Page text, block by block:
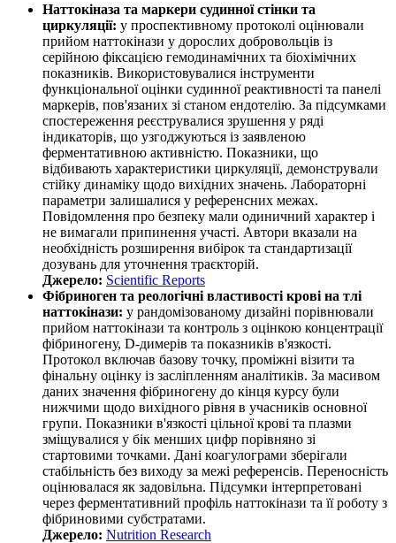
Наттокіназа та маркери судинної стінки та
циркуляції: у проспективному протоколі оцінювали
прийом наттокінази у дорослих добровольців із
серійною фіксацією гемодинамічних та біохімічних
показників. Використовувалися інструменти
функціональної оцінки судинної реактивності та панелі
маркерів, пов'язаних зі станом ендотелію. За підсумками
спостереження реєструвалися зрушення у ряді
індикаторів, що узгоджуються із заявленою
ферментативною активністю. Показники, що
відбивають характеристики циркуляції, демонстрували
стійку динаміку щодо вихідних значень. Лабораторні
параметри залишалися у референсних межах.
Повідомлення про безпеку мали одиничний характер і
не вимагали припинення участі. Автори вказали на
необхідність розширення вибірок та стандартизації
дозувань для уточнення траєкторій.
Джерело: Scientific Reports
Фібриноген та реологічні властивості крові на тлі
наттокінази: у рандомізованому дизайні порівнювали
прийом наттокінази та контроль з оцінкою концентрації
фібриногену, D‑димерів та показників в'язкості.
Протокол включав базову точку, проміжні візити та
фінальну оцінку із засліпленням аналітиків. За масивом
даних значення фібриногену до кінця курсу були
нижчими щодо вихідного рівня в учасників основної
групи. Показники в'язкості цільної крові та плазми
зміщувалися у бік менших цифр порівняно зі
стартовими точками. Дані коагулограми зберігали
стабільність без виходу за межі референсів. Переносність
оцінювалася як задовільна. Підсумки інтерпретовані
через ферментативний профіль наттокінази та її роботу з
фібриновими субстратами.
Джерело: Nutrition Research